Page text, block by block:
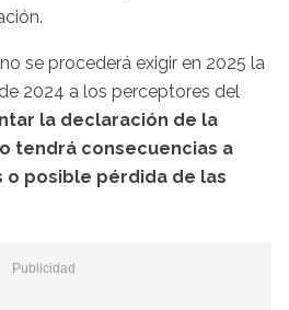
se procederá exigir en 2025 la
2024 a los perceptores del
la declaración de la
tendrá consecuencias a
posible pérdida de las